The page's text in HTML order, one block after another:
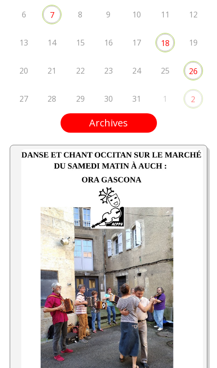
6 7 8 9 10 11 12
13 14 15 16 17 18 19
20 21 22 23 24 25 26
27 28 29 30 31 1 2
Archives